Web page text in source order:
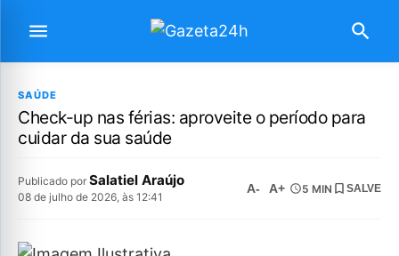
SAÚDE
Check-up nas férias: aproveite o período para
cuidar da sua saúde
Publicado por Salatiel Araújo
08 de julho de 2026, às 12:41
A- A+ 5 MIN SALVE